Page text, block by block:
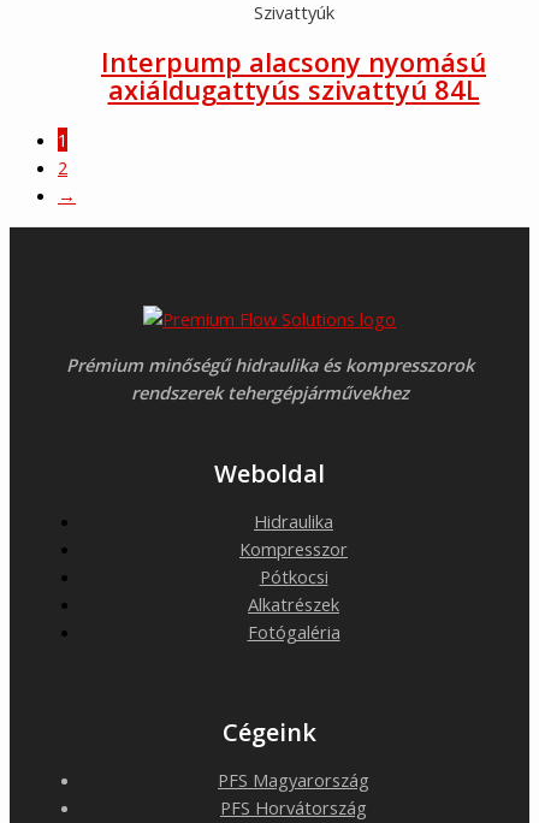
Szivattyúk
Interpump alacsony nyomású
axiáldugattyús szivattyú 84L
1
2
→
Prémium minőségű hidraulika és kompresszorok
rendszerek tehergépjárművekhez
Weboldal
Hidraulika
Kompresszor
Pótkocsi
Alkatrészek
Fotógaléria
Cégeink
PFS Magyarország
PFS Horvátország